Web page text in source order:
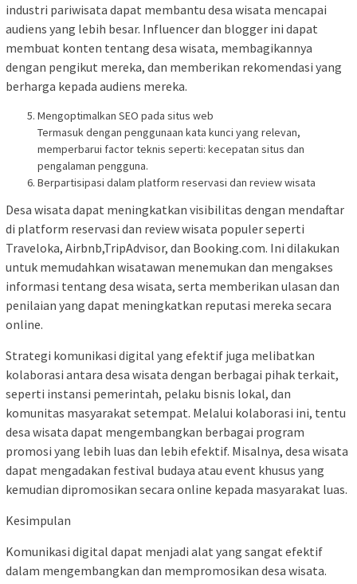
industri pariwisata dapat membantu desa wisata mencapai
audiens yang lebih besar. Influencer dan blogger ini dapat
membuat konten tentang desa wisata, membagikannya
dengan pengikut mereka, dan memberikan rekomendasi yang
berharga kepada audiens mereka.
Mengoptimalkan SEO pada situs web
Termasuk dengan penggunaan kata kunci yang relevan,
memperbarui factor teknis seperti: kecepatan situs dan
pengalaman pengguna.
Berpartisipasi dalam platform reservasi dan review wisata
Desa wisata dapat meningkatkan visibilitas dengan mendaftar
di platform reservasi dan review wisata populer seperti
Traveloka, Airbnb,TripAdvisor, dan Booking.com. Ini dilakukan
untuk memudahkan wisatawan menemukan dan mengakses
informasi tentang desa wisata, serta memberikan ulasan dan
penilaian yang dapat meningkatkan reputasi mereka secara
online.
Strategi komunikasi digital yang efektif juga melibatkan
kolaborasi antara desa wisata dengan berbagai pihak terkait,
seperti instansi pemerintah, pelaku bisnis lokal, dan
komunitas masyarakat setempat. Melalui kolaborasi ini, tentu
desa wisata dapat mengembangkan berbagai program
promosi yang lebih luas dan lebih efektif. Misalnya, desa wisata
dapat mengadakan festival budaya atau event khusus yang
kemudian dipromosikan secara online kepada masyarakat luas.
Kesimpulan
Komunikasi digital dapat menjadi alat yang sangat efektif
dalam mengembangkan dan mempromosikan desa wisata.